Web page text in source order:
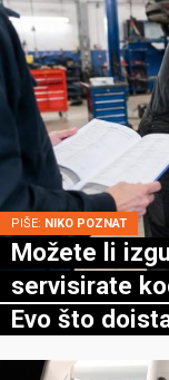
PIŠE: NIKO POZNAT
Možete li
servisirate
Evo što